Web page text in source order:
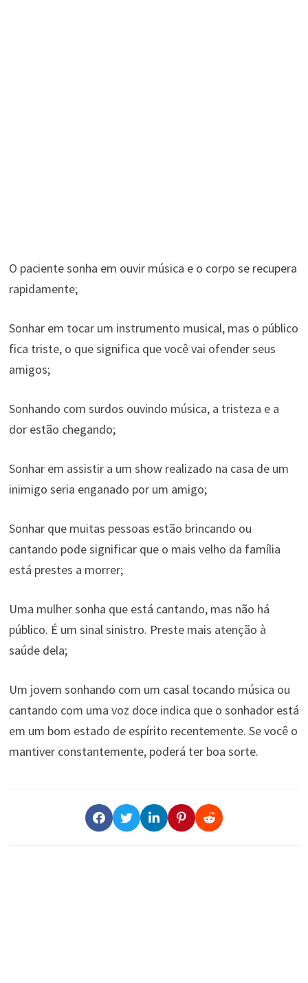
O paciente sonha em ouvir música e o corpo se recupera
rapidamente;
Sonhar em tocar um instrumento musical, mas o público
fica triste, o que significa que você vai ofender seus
amigos;
Sonhando com surdos ouvindo música, a tristeza e a
dor estão chegando;
Sonhar em assistir a um show realizado na casa de um
inimigo seria enganado por um amigo;
Sonhar que muitas pessoas estão brincando ou
cantando pode significar que o mais velho da família
está prestes a morrer;
Uma mulher sonha que está cantando, mas não há
público. É um sinal sinistro. Preste mais atenção à
saúde dela;
Um jovem sonhando com um casal tocando música ou
cantando com uma voz doce indica que o sonhador está
em um bom estado de espírito recentemente. Se você o
mantiver constantemente, poderá ter boa sorte.